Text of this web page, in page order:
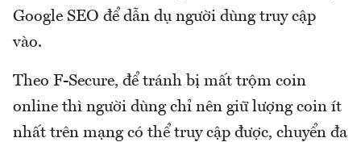
Google SEO để dẫn dụ người dùng truy cập
vào.
Theo F-Secure, để tránh bị mất trộm coin
online thì người dùng chỉ nên giữ lượng coin ít
nhất trên mạng có thể truy cập được, chuyển đa